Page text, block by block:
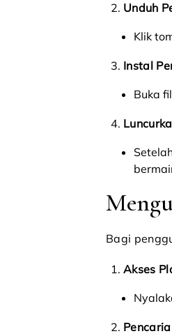
Unduh
Klik
Instal
Buka
Bagi
Akses